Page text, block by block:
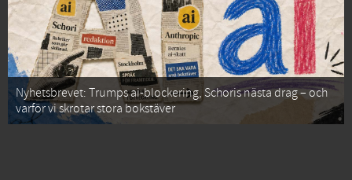
Nyhetsbrevet: Trumps ai-blockering, Schoris nästa drag – och
varför vi skrotar stora bokstäver